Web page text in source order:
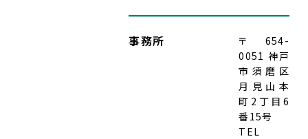
事務所
〒654-
0051 神戸
市須磨区
月見山本
町2丁目6
番15号
TEL